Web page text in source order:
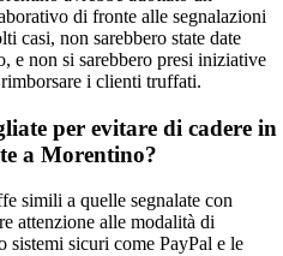
di fronte alle segnalazioni
casi, non sarebbero state date
e non si sarebbero presi iniziative
i clienti truffati.
per evitare di cadere in
a Morentino?
simili a quelle segnalate con
attenzione alle modalità di
sistemi sicuri come PayPal e le